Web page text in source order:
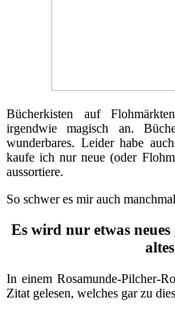
Bücherkisten auf
irgendwie magisch an.
wunderbares. Leider habe
kaufe ich nur neue (oder
aussortiere.
So schwer es mir auch
Es wird nur etwas neues
In einem Rosamunde-Pilcher-
Zitat gelesen, welches gar zu